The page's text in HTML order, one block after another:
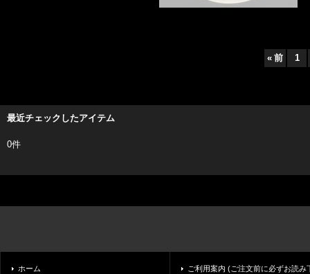
« 前 1
最近チェックしたアイテム
0件
ホーム
ご利用案内 (ご注文前に必ずお読み